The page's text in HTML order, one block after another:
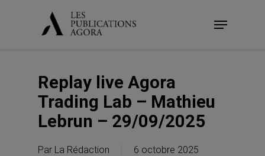
Menu
Replay live Agora
Trading Lab – Mathieu
Lebrun – 29/09/2025
Par La Rédaction 6 octobre 2025